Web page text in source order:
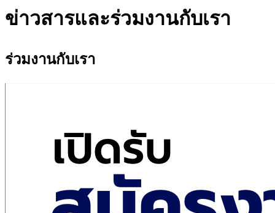
ข่าวสารและร่วมงานกับเรา
ร่วมงานกับเรา